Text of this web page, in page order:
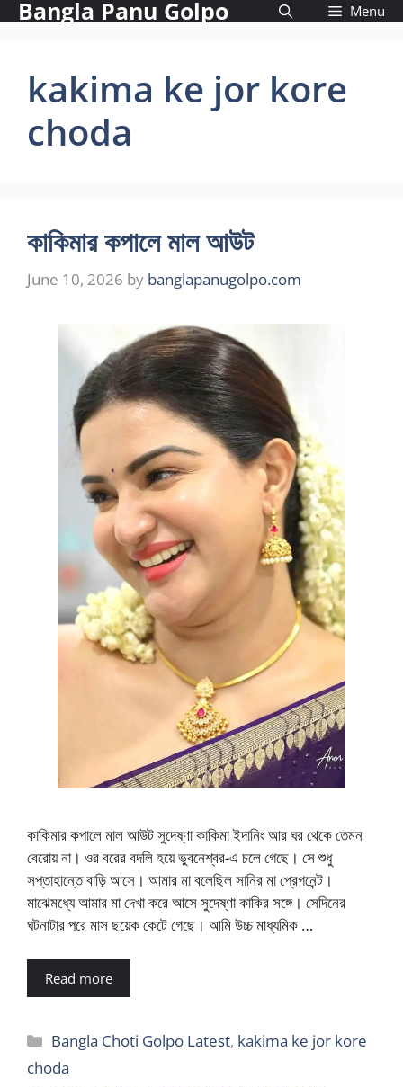
SkipBangla Panu Golpo Menu
kakima ke jor kore
choda
কাকিমার কপালে মাল আউট
June 10, 2026 by banglapanugolpo.com
কাকিমার কপালে মাল আউট সুদেষ্ণা কাকিমা ইদানিং আর ঘর থেকে তেমন
বেরোয় না। ওর বরের বদলি হয়ে ভুবনেশ্বর-এ চলে গেছে। সে শুধু
সপ্তাহান্তে বাড়ি আসে। আমার মা বলেছিল সানির মা প্রেগনেন্ট।
মাঝেমধ্যে আমার মা দেখা করে আসে সুদেষ্ণা কাকির সঙ্গে। সেদিনের
ঘটনাটার পরে মাস ছয়েক কেটে গেছে। আমি উচ্চ মাধ্যমিক …
Read more
Categories
Bangla Choti Golpo Latest, kakima ke jor kore
choda